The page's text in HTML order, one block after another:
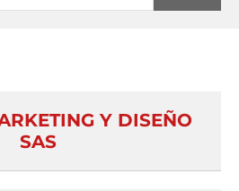
Y DISEÑO
SAS